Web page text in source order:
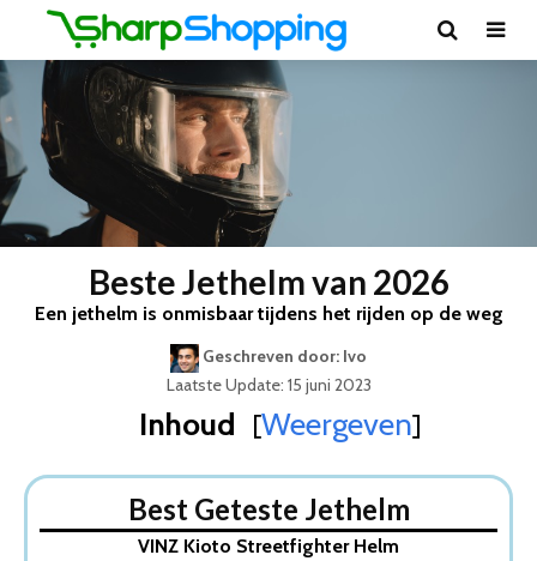
Beste Jethelm van 2026
Een jethelm is onmisbaar tijdens het rijden op de weg
Geschreven door: Ivo
Laatste Update: 15 juni 2023
Inhoud [Weergeven]
1. VINZ Kioto Streetfighter Helm
2. VINZ Vini Roze
Best Geteste Jethelm
VINZ Kioto Streetfighter Helm